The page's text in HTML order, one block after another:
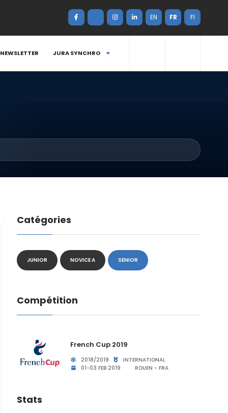
EN FR FI
NEWSLETTER JURA SYNCHRO
Catégories
JUNIOR NOVICE A SENIOR
Compétition
French Cup 2019
2018/2019
INTERNATIONAL
01-03 FEB 2019
ROUEN - FRA
Stats